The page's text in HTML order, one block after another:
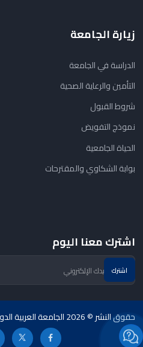
زيارة الجامعة
الدراسة في الجامعة
التأمين والرعاية الصحية
شروط القبول
نموذج التفويض
الحياة الجامعية
بوابة الشكاوي والمقترحات
اشترك معنا اليوم
حقوق النشر © 2026 الجامعة العربية الدولية (AIU). جميع الحقوق محفوظة.